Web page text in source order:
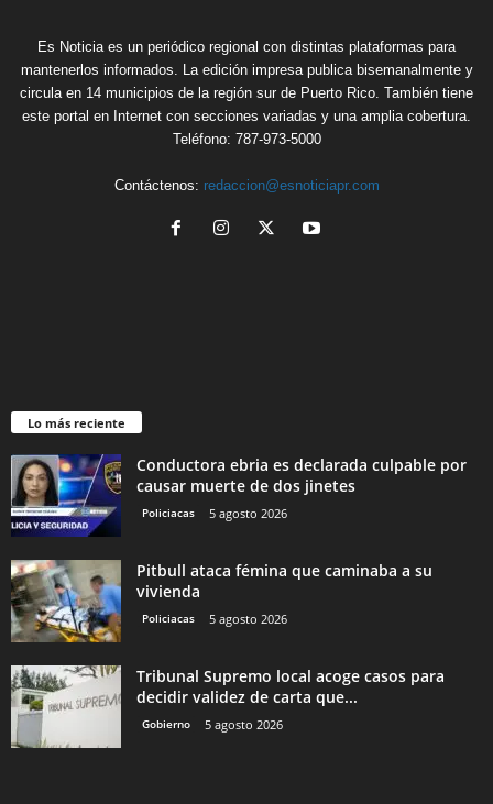
Es Noticia es un periódico regional con distintas plataformas para
mantenerlos informados. La edición impresa publica bisemanalmente y
circula en 14 municipios de la región sur de Puerto Rico. También tiene
este portal en Internet con secciones variadas y una amplia cobertura.
Teléfono: 787-973-5000
Contáctenos: redaccion@esnoticiapr.com
Lo más reciente
Conductora ebria es declarada culpable por
causar muerte de dos jinetes
Policiacas 5 agosto 2026
Pitbull ataca fémina que caminaba a su
vivienda
Policiacas 5 agosto 2026
Tribunal Supremo local acoge casos para
decidir validez de carta que...
Gobierno 5 agosto 2026